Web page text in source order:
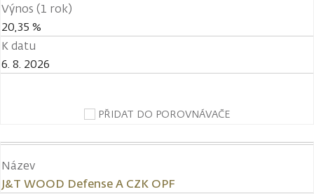
Výnos (1 rok)
20,35 %
K datu
6. 8. 2026
PŘIDAT DO POROVNÁVAČE
Název
J&T WOOD Defense A CZK OPF